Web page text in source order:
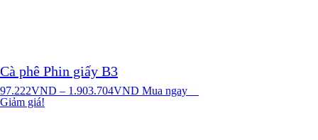
Cà phê Phin giấy B3
97.222VND – 1.903.704VND Mua ngay
Giảm giá!